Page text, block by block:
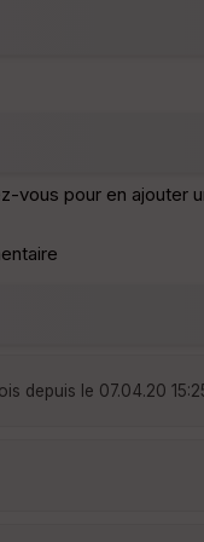
vous pour en ajouter
depuis le 07.04.20